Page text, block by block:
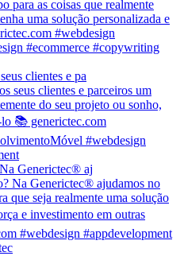
clientes e pa
Generictec® aj